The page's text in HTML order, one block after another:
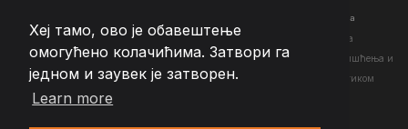
Хеј тамо, ово је обавештење
омогућено колачићима. Затвори га
једном и заувек је затворен.
Learn more
- Сва права задржана
Changelog● Коришћењем ове странице слажете се са нашим <а
href="https://teamextension.rs/sr/pravni/uslovi-koriscenja">Условима коришћења и
<а href="https://teamextension.rs/sr/pravni/pravila-privatnosti">Политиком